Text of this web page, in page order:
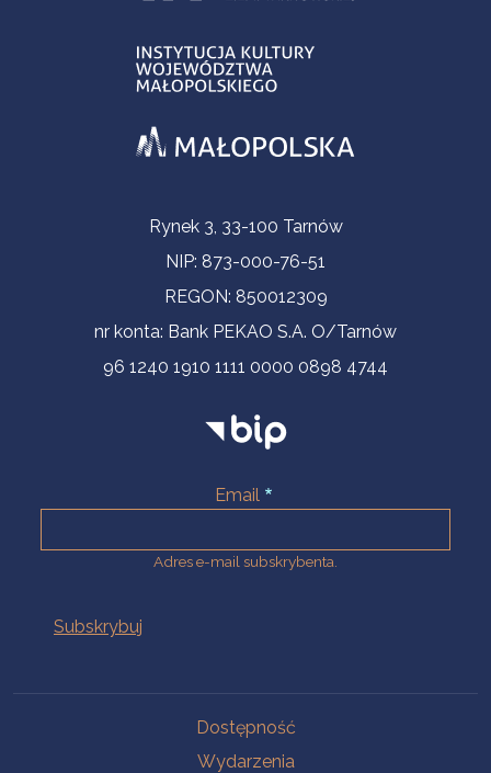
Informacje kontaktoweRynek 3, 33-100 Tarnów
NIP: 873-000-76-51
REGON: 850012309
nr konta: Bank PEKAO S.A. O/Tarnów
96 1240 1910 1111 0000 0898 4744
Email
Adres e-mail subskrybenta.
Dostępność
Wydarzenia